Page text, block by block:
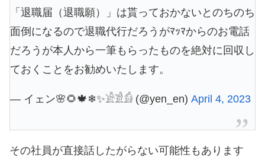
「退職届（退職願）」は貰っておかないとのちのち
面倒になるので退職代行だろうがﾏｯﾏからのお電話
だろうが本人から一筆もらったものを絶対に回収し
ておくことをお勧めいたします。
— イェン🌸🌻🍁❄✨𓀀𓀃𓀁 (@yen_en) April 4, 2023
その社員が直接話したがらない可能性もあります